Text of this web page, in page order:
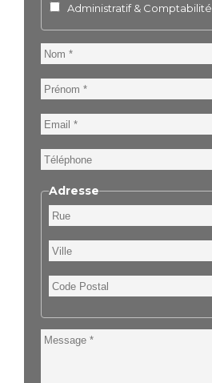
Administratif & Comptabilité
Nom
Prénom
Email
Téléphone
Adresse
Rue
Ville
Code
Postal
Message